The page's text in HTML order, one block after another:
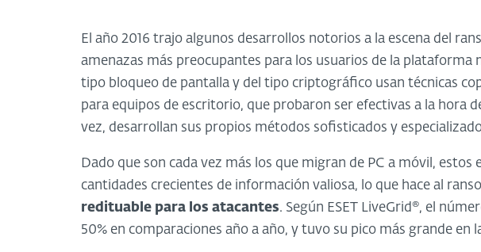
El año 2016 trajo algunos desarrollos notorios a la escena del
amenazas más preocupantes para los usuarios de la plataforma
tipo bloqueo de pantalla y del tipo criptográfico usan técnicas
para equipos de escritorio, que probaron ser efectivas a la hora
vez, desarrollan sus propios métodos sofisticados y
Dado que son cada vez más los que migran de PC a móvil, estos
cantidades crecientes de información valiosa, lo que hace al
redituable para los atacantes. Según ESET LiveGrid®, el
50% en comparaciones año a año, y tuvo su pico más grande en